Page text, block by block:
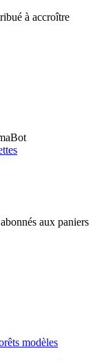
à accroître
aux paniers